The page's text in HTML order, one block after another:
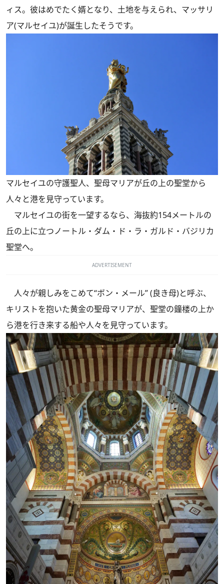
ィス。彼はめでたく婿となり、土地を与えられ、マッサリ
ア(マルセイユ)が誕生したそうです。
マルセイユの守護聖人、聖母マリアが丘の上の聖堂から
人々と港を見守っています。
マルセイユの街を一望するなら、海抜約154メートルの
丘の上に立つノートル・ダム・ド・ラ・ガルド・バジリカ
聖堂へ。
ADVERTISEMENT
人々が親しみをこめて“ボン・メール” (良き母)と呼ぶ、
キリストを抱いた黄金の聖母マリアが、聖堂の鐘楼の上か
ら港を行き来する船や人々を見守っています。